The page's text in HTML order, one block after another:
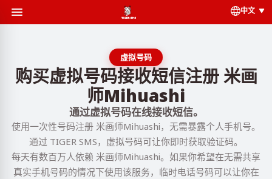
中文
虚拟号码
购买虚拟号码接收短信注册 米画
师Mihuashi
通过虚拟号码在线接收短信。
使用一次性号码注册 米画师Mihuashi，无需暴露个人手机号。
通过 TIGER SMS，虚拟号码可让你即时获取验证码。
每天有数百万人依赖 米画师Mihuashi。如果你希望在无需共享
真实手机号码的情况下使用该服务，临时电话号码可以让你在